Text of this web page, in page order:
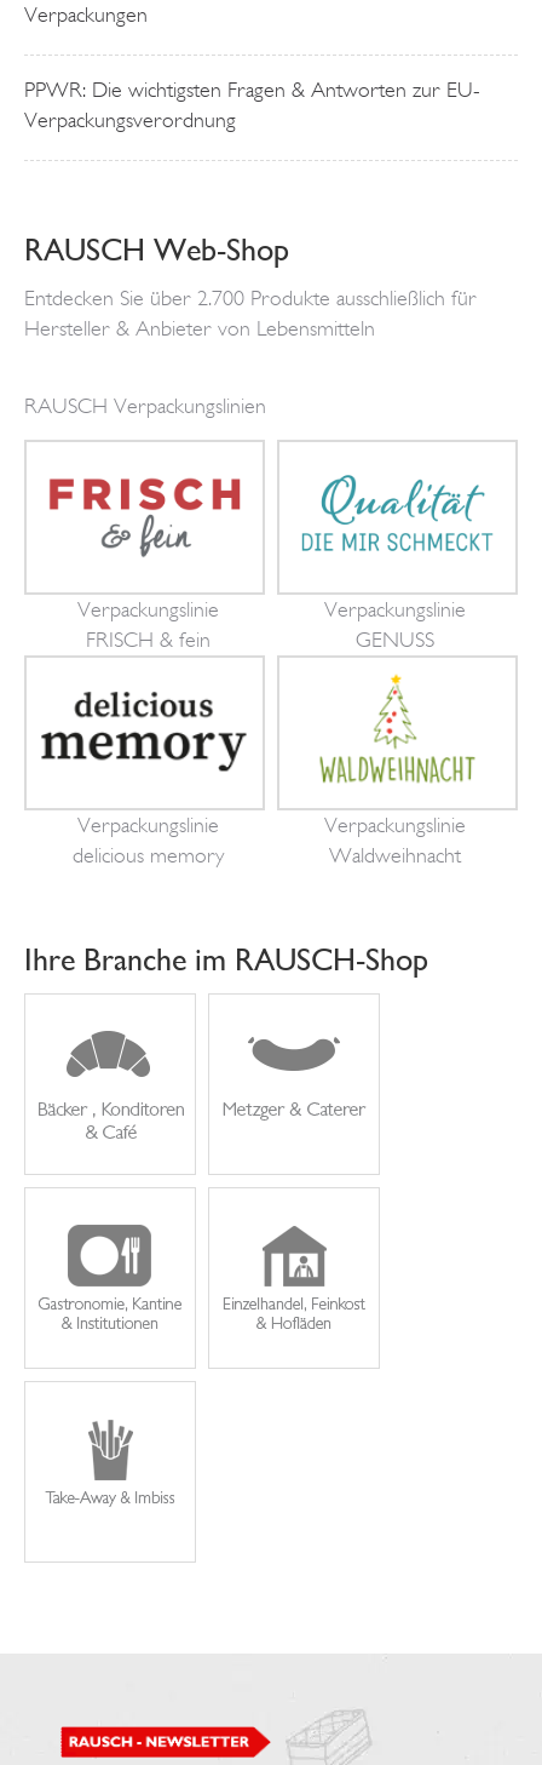
Verpackungen
PPWR: Die wichtigsten Fragen & Antworten zur EU-
Verpackungsverordnung
RAUSCH Web-Shop
Entdecken Sie über 2.700 Produkte ausschließlich für
Hersteller & Anbieter von Lebensmitteln
RAUSCH Verpackungslinien
Verpackungslinie
FRISCH & fein
Verpackungslinie
GENUSS
Verpackungslinie
delicious memory
Verpackungslinie
Waldweihnacht
Ihre Branche im RAUSCH-Shop